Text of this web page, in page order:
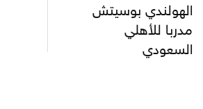
الهولندي بوسيتش
مدربا للأهلي
السعودي